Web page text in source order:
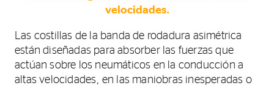
velocidades.
Las costillas de la banda de rodadura asimétrica
están diseñadas para absorber las fuerzas que
actúan sobre los neumáticos en la conducción a
altas velocidades, en las maniobras inesperadas o